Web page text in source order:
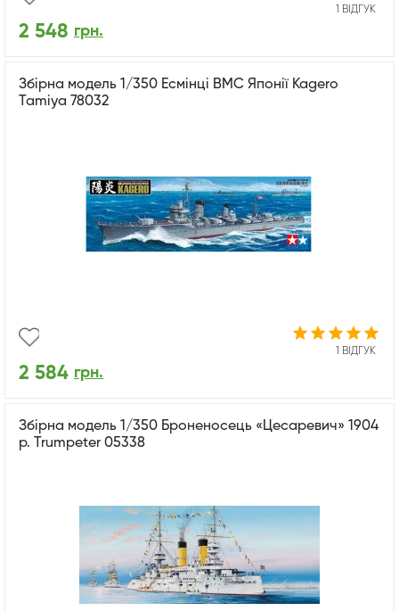
1 ВІДГУК
2 548 грн.
Збірна модель 1/350 Есмінці ВМС Японії Kagero
Tamiya 78032
1 ВІДГУК
2 584 грн.
Збірна модель 1/350 Броненосець «Цесаревич» 1904
р. Trumpeter 05338